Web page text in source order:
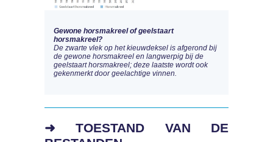
Gewone horsmakreel of geelstaart
horsmakreel?
De zwarte vlek op het kieuwdeksel is afgerond bij
de gewone horsmakreel en langwerpig bij de
geelstaart horsmakreel; deze laatste wordt ook
gekenmerkt door geelachtige vinnen.
➜ TOESTAND VAN DE